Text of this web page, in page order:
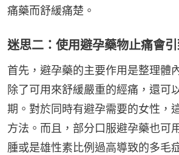
痛藥而舒緩痛楚。
迷思二：使用避孕藥物止痛會引
首先，避孕藥的主要作用是整理體
除了可用來舒緩嚴重的經痛，還可
期。對於同時有避孕需要的女性，
方法。而且，部分口服避孕藥也可
腫或是雄性素比例過高導致的多毛